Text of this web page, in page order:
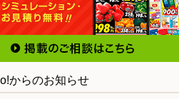
からのお知らせ